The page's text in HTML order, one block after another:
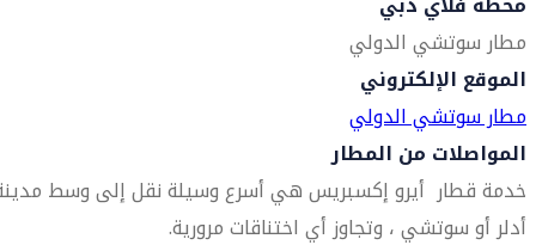
مطار سوتشي الدولي
الموقع الإلكتروني
مطار سوتشي الدولي
المواصلات من المطار
خدمة قطار أيرو إكسبريس هي أسرع وسيلة نقل إلى وسط
أدلر أو سوتشي ، وتجاوز أي اختناقات مرورية.